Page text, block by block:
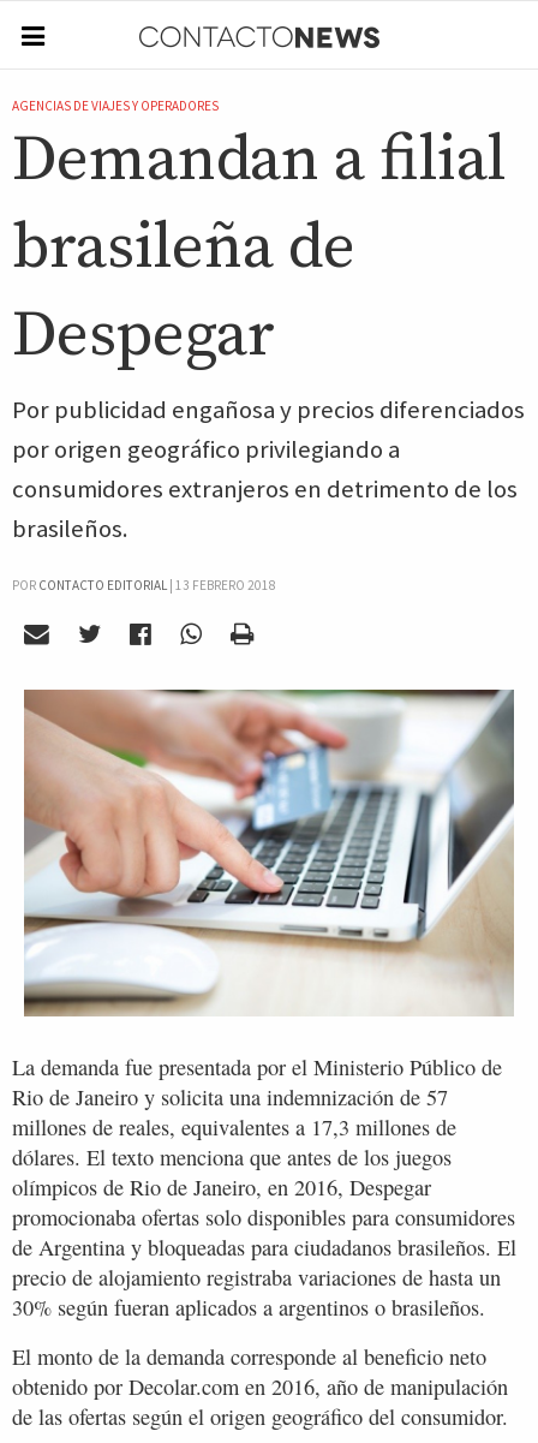
AGENCIAS DE VIAJES Y OPERADORES
Demandan a filial
brasileña de
Despegar
Por publicidad engañosa y precios diferenciados
por origen geográfico privilegiando a
consumidores extranjeros en detrimento de los
brasileños.
POR CONTACTO EDITORIAL| 13 FEBRERO 2018
La demanda fue presentada por el Ministerio Público de
Rio de Janeiro y solicita una indemnización de 57
millones de reales, equivalentes a 17,3 millones de
dólares. El texto menciona que antes de los juegos
olímpicos de Rio de Janeiro, en 2016, Despegar
promocionaba ofertas solo disponibles para consumidores
de Argentina y bloqueadas para ciudadanos brasileños. El
precio de alojamiento registraba variaciones de hasta un
30% según fueran aplicados a argentinos o brasileños.
El monto de la demanda corresponde al beneficio neto
obtenido por Decolar.com en 2016, año de manipulación
de las ofertas según el origen geográfico del consumidor.